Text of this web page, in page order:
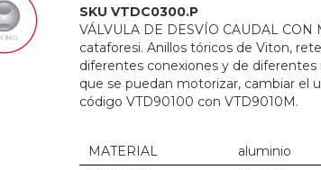
SKU VTDC0300.P
VÁLVULA DE DESVÍO CAUDAL
cataforesi. Anillos tóricos de Viton,
diferentes conexiones y de diferentes
que se puedan motorizar, cambiar el
código VTD90100 con VTD9010M.
MATERIAL
aluminio